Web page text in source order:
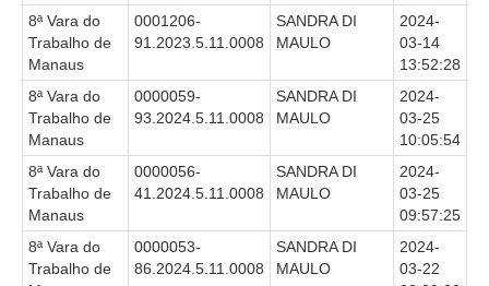
8ª Vara do
Trabalho de
Manaus
0001206-
91.2023.5.11.0008
SANDRA DI
MAULO
2024-
03-14
13:52:28
8ª Vara do
Trabalho de
Manaus
0000059-
93.2024.5.11.0008
SANDRA DI
MAULO
2024-
03-25
10:05:54
8ª Vara do
Trabalho de
Manaus
0000056-
41.2024.5.11.0008
SANDRA DI
MAULO
2024-
03-25
09:57:25
8ª Vara do
Trabalho de
0000053-
86.2024.5.11.0008
SANDRA DI
MAULO
2024-
03-22